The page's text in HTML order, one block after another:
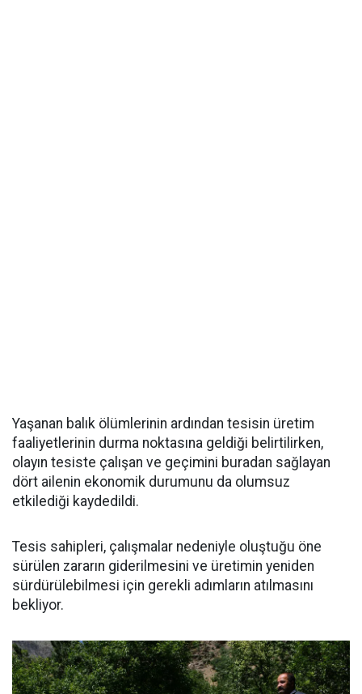
Yaşanan balık ölümlerinin ardından tesisin üretim
faaliyetlerinin durma noktasına geldiği belirtilirken,
olayın tesiste çalışan ve geçimini buradan sağlayan
dört ailenin ekonomik durumunu da olumsuz
etkilediği kaydedildi.
Tesis sahipleri, çalışmalar nedeniyle oluştuğu öne
sürülen zararın giderilmesini ve üretimin yeniden
sürdürülebilmesi için gerekli adımların atılmasını
bekliyor.